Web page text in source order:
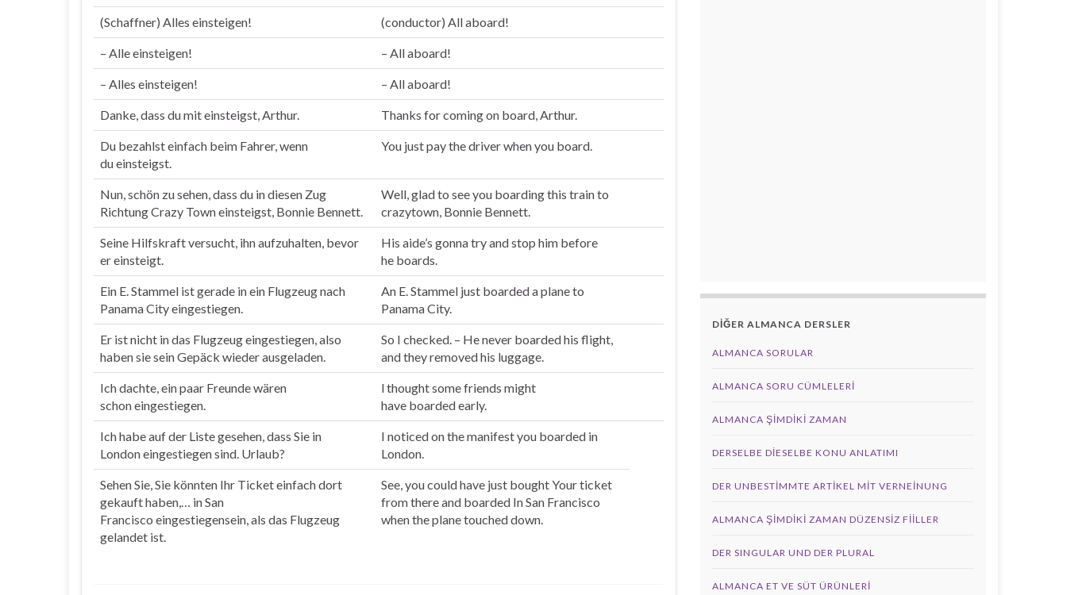
(Schaffner) Alles einsteigen! (conductor) All aboard!
– Alleeinsteigen! – All aboard!
– Alles einsteigen! – All aboard!
Danke, dass du miteinsteigst, Arthur. Thanks for coming on board, Arthur.
Du bezahlst einfach beim Fahrer, wenn
dueinsteigst.
You just pay the driver when you board.
Nun, schön zu sehen, dass du in diesen Zug
Richtung Crazy Towneinsteigst, Bonnie Bennett.
Well, glad to see you boarding this train to
crazytown, Bonnie Bennett.
Seine Hilfskraft versucht, ihn aufzuhalten, bevor
ereinsteigt.
His aide’s gonna try and stop him before
he boards.
Ein E. Stammel ist gerade in ein Flugzeug nach
Panama Cityeingestiegen.
An E. Stammel just boardeda plane to
Panama City.
Er ist nicht in das Flugzeugeingestiegen, also
haben sie sein Gepäck wieder ausgeladen.
So I checked. – He never boardedhis flight,
and they removed his luggage.
Ich dachte, ein paar Freunde wären
schoneingestiegen.
l thought some friends might
have boardedearly.
Ich habe auf der Liste gesehen, dass Sie in
Londoneingestiegensind. Urlaub?
I noticed on the manifest you boarded in
London.
Sehen Sie, Sie könnten Ihr Ticket einfach dort
gekauft haben,… in San
Francisco eingestiegensein, als das Flugzeug
gelandet ist.
See, you could have just bought Your ticket
from there and boarded In San Francisco
when the plane touched down.
DİĞER ALMANCA DERSLER
ALMANCA SORULAR
ALMANCA SORU CÜMLELERI
ALMANCA ŞIMDIKI ZAMAN
DERSELBE DIESELBE KONU ANLATIMI
DER UNBESTIMMTE ARTIKEL MIT VERNEINUNG
ALMANCA ŞIMDIKI ZAMAN DÜZENSIZ FIILLER
DER SINGULAR UND DER PLURAL
ALMANCA ET VE SÜT ÜRÜNLERI